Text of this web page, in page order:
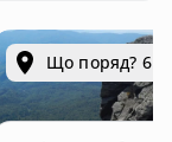
Що поряд? 6.6